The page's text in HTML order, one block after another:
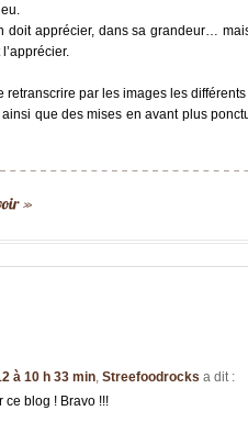
doit apprécier, dans sa grandeur…
retranscrire par les images les
ainsi que des mises en avant plus
à 10 h 33 min, Streefoodrocks a dit :
ce blog ! Bravo !!!